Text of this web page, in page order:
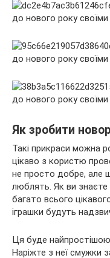
Як зробити
Такі прикраси можна
цікаво з користю
не просто добре, але
люблять. Як ви
багато всього
іграшки будуть
Ця буде
Наріжте з неї смужки